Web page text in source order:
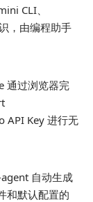
CLI、
，由编程助手
通过浏览器完
API Key 进行无
自动生成
和默认配置的